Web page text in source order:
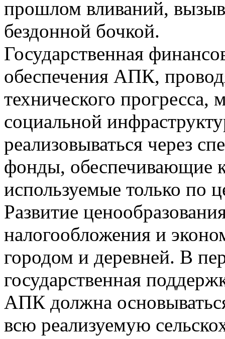
прошлом вливаний,
бездонной бочкой.
Государственная
обеспечения АПК,
технического прогресса,
социальной
реализовываться через
фонды, обеспечивающие
используемые только по
Развитие
налогообложения и
городом и деревней. В
государственная
АПК должна
всю реализуемую